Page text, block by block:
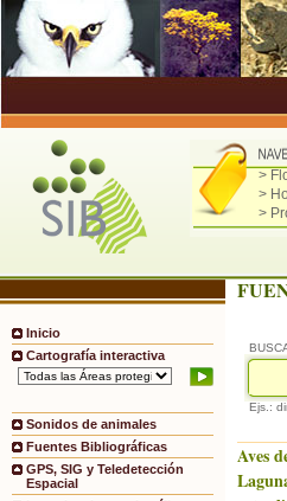
>
>
>
Inicio
Cartografía interactiva
Sonidos de animales
Fuentes Bibliográficas
GPS, SIG y Teledetección
Espacial
Ejs.:
Aves